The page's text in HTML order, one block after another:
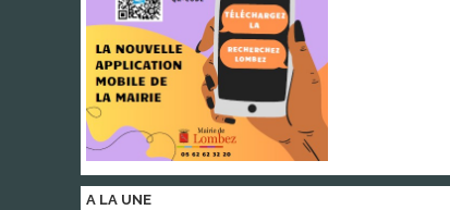
A LA UNE